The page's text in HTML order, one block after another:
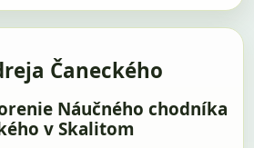
Čaneckého
Náučného chodníka
v Skalitom